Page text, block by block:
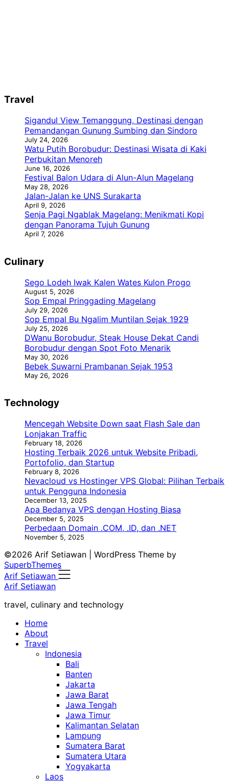
Travel
Sigandul View Temanggung, Destinasi dengan
Pemandangan Gunung Sumbing dan Sindoro
July 24, 2026
Watu Putih Borobudur: Destinasi Wisata di Kaki
Perbukitan Menoreh
June 16, 2026
Festival Balon Udara di Alun-Alun Magelang
May 28, 2026
Jalan-Jalan ke UNS Surakarta
April 9, 2026
Senja Pagi Ngablak Magelang: Menikmati Kopi
dengan Panorama Tujuh Gunung
April 7, 2026
Culinary
Sego Lodeh Iwak Kalen Wates Kulon Progo
August 5, 2026
Sop Empal Pringgading Magelang
July 29, 2026
Sop Empal Bu Ngalim Muntilan Sejak 1929
July 25, 2026
DWanu Borobudur, Steak House Dekat Candi
Borobudur dengan Spot Foto Menarik
May 30, 2026
Bebek Suwarni Prambanan Sejak 1953
May 26, 2026
Technology
Mencegah Website Down saat Flash Sale dan
Lonjakan Traffic
February 18, 2026
Hosting Terbaik 2026 untuk Website Pribadi,
Portofolio, dan Startup
February 8, 2026
Nevacloud vs Hostinger VPS Global: Pilihan Terbaik
untuk Pengguna Indonesia
December 13, 2025
Apa Bedanya VPS dengan Hosting Biasa
December 5, 2025
Perbedaan Domain .COM, .ID, dan .NET
November 5, 2025
©2026 Arif Setiawan
| WordPress Theme by
SuperbThemes
Arif Setiawan
Arif Setiawan
travel, culinary and technology
Home
About
Travel
Indonesia
Bali
Banten
Jakarta
Jawa Barat
Jawa Tengah
Jawa Timur
Kalimantan Selatan
Lampung
Sumatera Barat
Sumatera Utara
Yogyakarta
Laos